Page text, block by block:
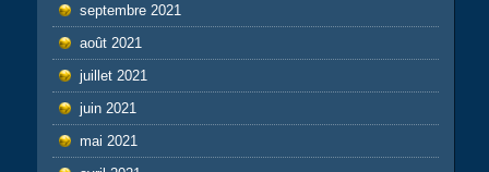
septembre 2021
août 2021
juillet 2021
juin 2021
mai 2021